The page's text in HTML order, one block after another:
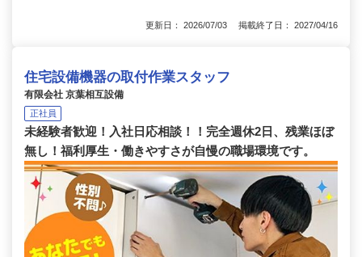
更新日： 2026/07/03 掲載終了日： 2027/04/16
住宅設備機器の取付作業スタッフ
有限会社 京葉相互設備
正社員
未経験者歓迎！入社日応相談！！完全週休2日、残業ほぼ
無し！福利厚生・働きやすさが自慢の職場環境です。